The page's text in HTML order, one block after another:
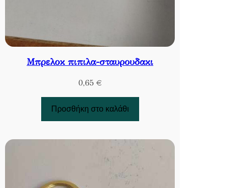
Μπρελοκ πιπιλα-σταυρουδακι
0,65 €
Προσθήκη στο καλάθι